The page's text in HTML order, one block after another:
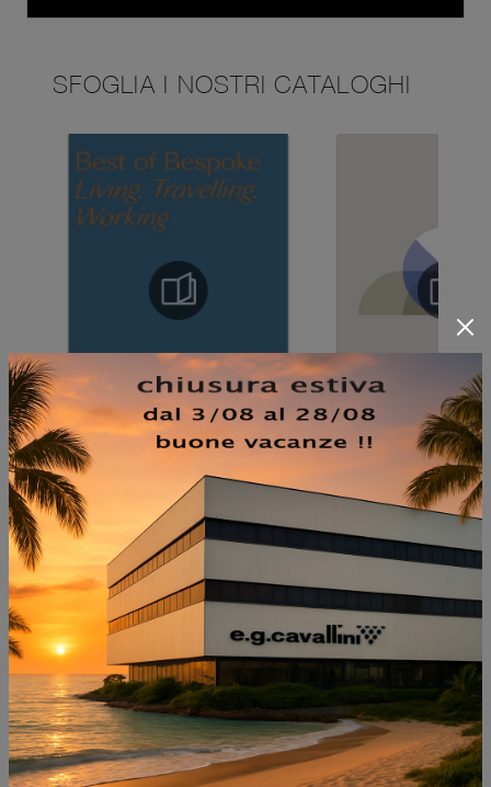
SFOGLIA I NOSTRI CATALOGHI
NON PERDERTI ANCHE:
SYMPHONY